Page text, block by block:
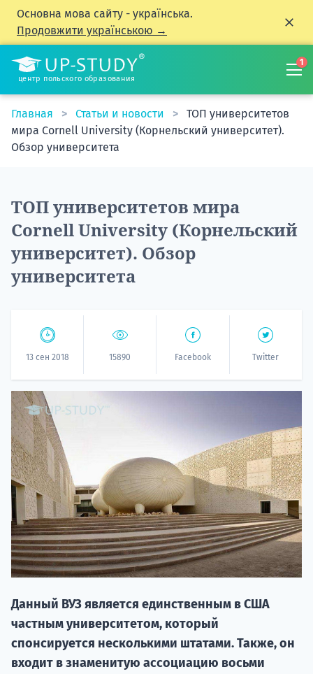
Основна мова сайту - українська.
Продовжити українською →
центр польского образования
1
Главная Статьи и новости
ТОП университетов
мира Cornell University (Корнельский университет).
Обзор университета
ТОП университетов мира
Cornell University (Корнельский
университет). Обзор
университета
13 сен 2018 15890 Facebook Twitter
Данный ВУЗ является единственным в США
частным университетом, который
спонсируется несколькими штатами. Также, он
входит в знаменитую ассоциацию восьми
20.09
НАБОР